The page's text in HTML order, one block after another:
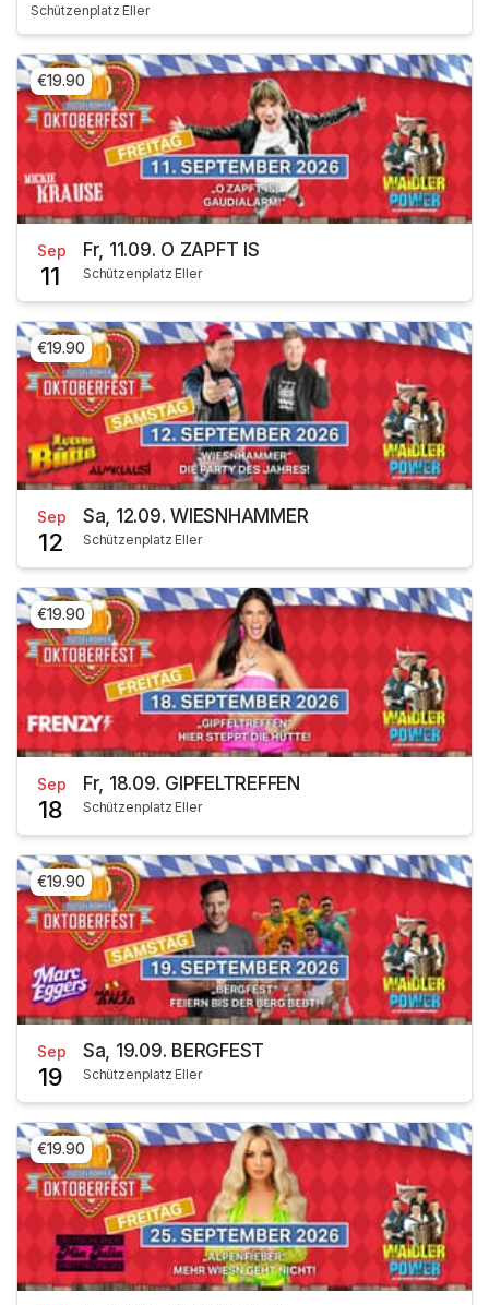
Schützenplatz Eller
€19.90
Sep
11
Fr, 11.09. O ZAPFT IS
Schützenplatz Eller
€19.90
Sep
12
Sa, 12.09. WIESNHAMMER
Schützenplatz Eller
€19.90
Sep
18
Fr, 18.09. GIPFELTREFFEN
Schützenplatz Eller
€19.90
Sep
19
Sa, 19.09. BERGFEST
Schützenplatz Eller
€19.90